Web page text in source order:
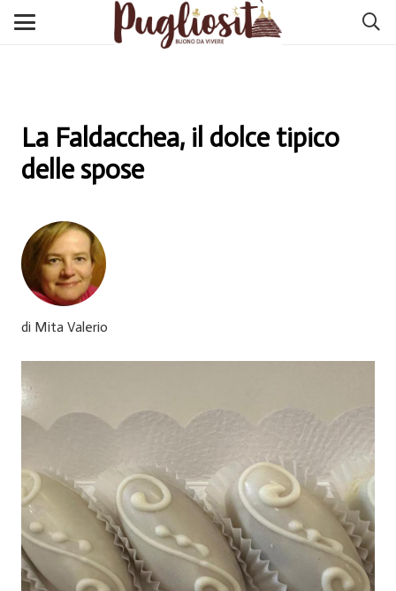
La Faldacchea, il dolce tipico
delle spose
di Mita Valerio